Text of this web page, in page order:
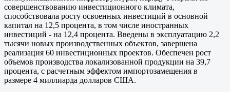
совершенствованию инвестиционного климата,
способствовала росту освоенных инвестиций в основной
капитал на 12,5 процента, в том числе иностранных
инвестиций - на 12,4 процента. Введены в эксплуатацию 2,2
тысячи новых производственных объектов, завершена
реализация 60 инвестиционных проектов. Обеспечен рост
объемов производства локализованной продукции на 39,7
процента, с расчетным эффектом импортозамещения в
размере 4 миллиарда долларов США.